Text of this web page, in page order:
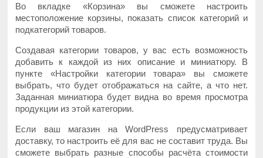
Во вкладке «Корзина» вы сможете настроить
местоположение корзины, показать список категорий и
подкатегорий товаров.
Создавая категории товаров, у вас есть возможность
добавить к каждой из них описание и миниатюру. В
пункте «Настройки категории товара» вы сможете
выбрать, что будет отображаться на сайте, а что нет.
Заданная миниатюра будет видна во время просмотра
продукции из этой категории.
Если ваш магазин на WordPress предусматривает
доставку, то настроить её для вас не составит труда. Вы
сможете выбрать разные способы расчёта стоимости